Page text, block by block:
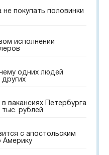
покупать половинки
исполнении
одних людей
вакансиях Петербурга
рублей
с апостольским
Америку